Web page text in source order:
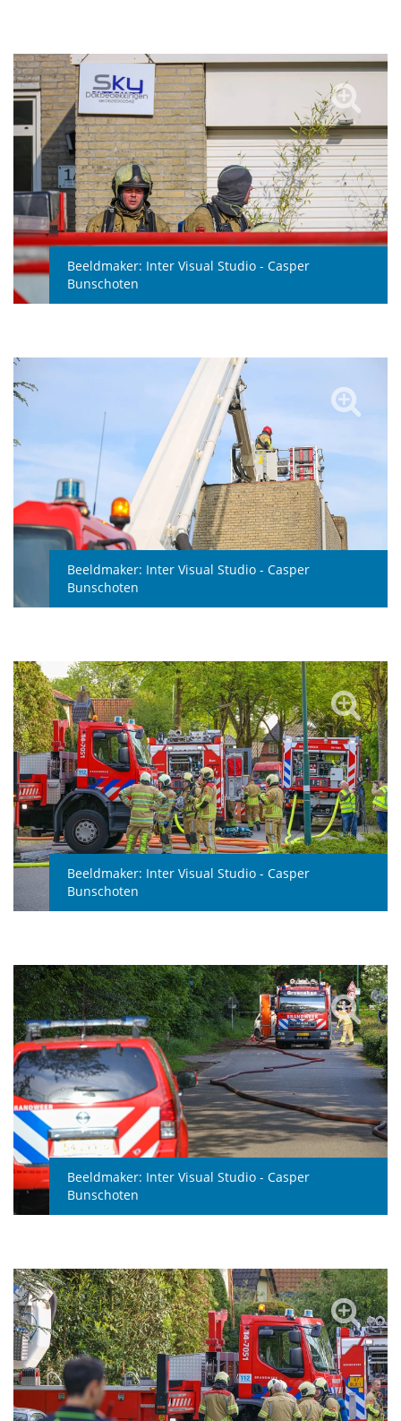
Beeldmaker: Inter Visual Studio - Casper
Bunschoten
Beeldmaker: Inter Visual Studio - Casper
Bunschoten
Beeldmaker: Inter Visual Studio - Casper
Bunschoten
Beeldmaker: Inter Visual Studio - Casper
Bunschoten